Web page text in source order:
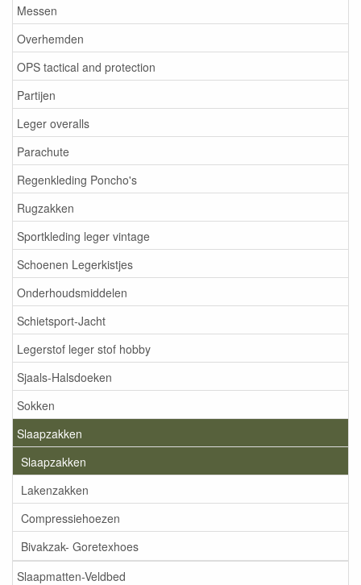
Messen
Overhemden
OPS tactical and protection
Partijen
Leger overalls
Parachute
Regenkleding Poncho's
Rugzakken
Sportkleding leger vintage
Schoenen Legerkistjes
Onderhoudsmiddelen
Schietsport-Jacht
Legerstof leger stof hobby
Sjaals-Halsdoeken
Sokken
Slaapzakken
Slaapzakken
Lakenzakken
Compressiehoezen
Bivakzak- Goretexhoes
Slaapmatten-Veldbed